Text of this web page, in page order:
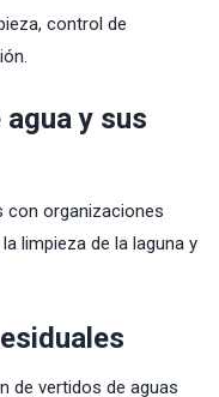
control de
y sus
con organizaciones
limpieza de la laguna y
de vertidos de aguas